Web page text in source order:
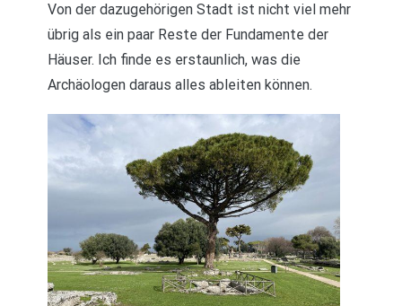
Von der dazugehörigen Stadt ist nicht viel mehr
übrig als ein paar Reste der Fundamente der
Häuser. Ich finde es erstaunlich, was die
Archäologen daraus alles ableiten können.